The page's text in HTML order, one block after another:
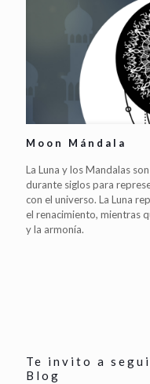
Moon Mándala
La Luna y los Mandalas
durante siglos para
con el universo. La Luna
el renacimiento, mientras
y la armonía.
Te invito a
Blog